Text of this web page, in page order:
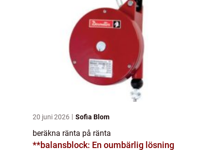
20 juni 2026 Sofia Blom
beräkna ränta på ränta
**balansblock: En oumbärlig lösning